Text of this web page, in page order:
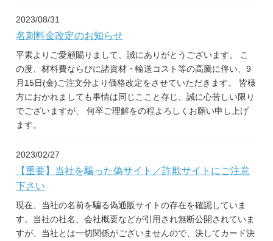
2023/08/31
名刺料金改定のお知らせ
平素よりご愛顧賜りまして、誠にありがとうございます。 こ
の度、材料費ならびに諸資材・輸送コスト等の高騰に伴い、9
月15日(金)ご注文分より価格改定をさせていただきます。 皆様
方におかれましても事情は同じここと存じ、誠に心苦しい限り
でございますが、 何卒ご理解をの程よろしくお願い申し上げ
ます。
2023/02/27
【重要】当社を騙った偽サイト／詐欺サイトにご注意
下さい
現在、当社の名前を騙る偽通販サイトの存在を確認していま
す。当社の社名、会社概要などが引用され無断公開されていま
すが、当社とは一切関係がございませんので、決してカード決